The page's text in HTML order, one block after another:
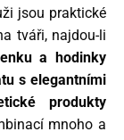
jsou praktické
tváři, najdou-li
a hodinky
s elegantními
produkty
mnoho a